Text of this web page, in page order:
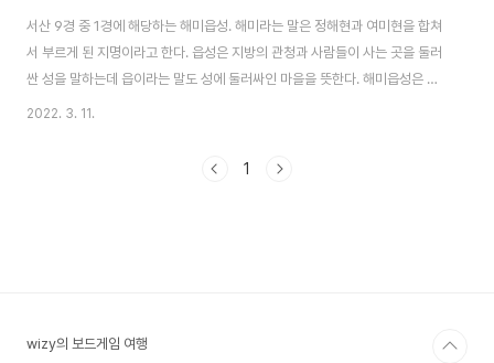
서산 9경 중 1경에 해당하는 해미읍성. 해미라는 말은 정해현과 여미현을 합쳐
서 부르게 된 지명이라고 한다. 읍성은 지방의 관청과 사람들이 사는 곳을 둘러
싼 성을 말하는데 읍이라는 말도 성에 둘러싸인 마을을 뜻한다. 해미읍성은 병
영성이기도 한데 왜구를 효과적으로 방어하기 위해 해미로 이전한 것이다.
신이 근무했던 곳으로도 알려져 있다. 1576년(선조 9)에 무과에 급제한 이순
2022. 3. 11.
1
wizy의 보드게임 여행